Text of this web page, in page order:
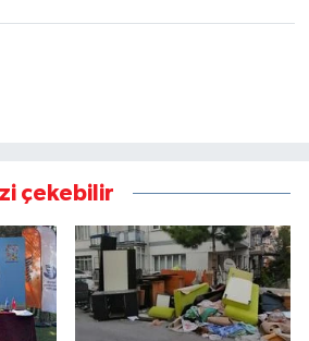
çekebilir